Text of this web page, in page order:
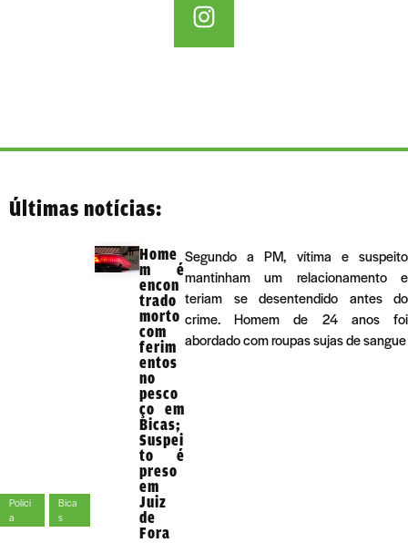
Últimas notícias:
Políci
a
Bica
s
Home
m é
encon
trado
morto
com
ferim
entos
no
pesco
ço em
Bicas;
Suspei
to é
preso
em
Juiz
de
Fora
Segundo a PM, vítima e suspeito
mantinham um relacionamento e
teriam se desentendido antes do
crime. Homem de 24 anos foi
abordado com roupas sujas de sangue